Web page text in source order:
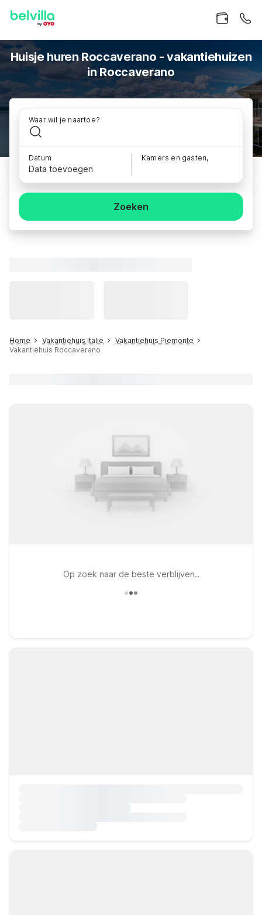
Huisje huren Roccaverano - vakantiehuizen
in Roccaverano
Waar wil je naartoe?
Datum
Data toevoegen
Kamers en gasten,
Zoeken
Home Vakantiehuis Italië
Vakantiehuis Piemonte
Vakantiehuis Roccaverano
Op zoek naar de beste verblijven..